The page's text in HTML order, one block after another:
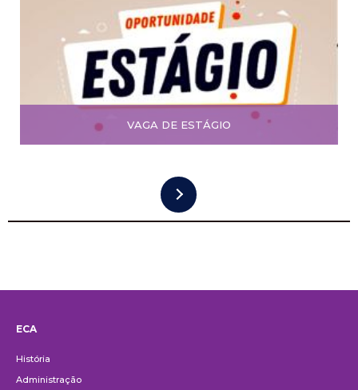
VAGA DE ESTÁGIO
ECA
História
Administração